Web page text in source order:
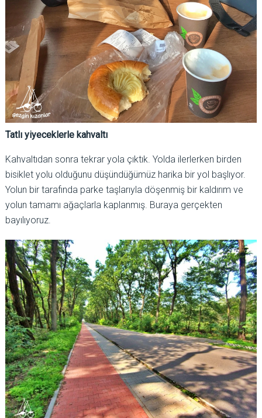
Tatlı yiyeceklerle kahvaltı
Kahvaltıdan sonra tekrar yola çıktık. Yolda ilerlerken birden
bisiklet yolu olduğunu düşündüğümüz harika bir yol başlıyor.
Yolun bir tarafında parke taşlarıyla döşenmiş bir kaldırım ve
yolun tamamı ağaçlarla kaplanmış. Buraya gerçekten
bayılıyoruz.